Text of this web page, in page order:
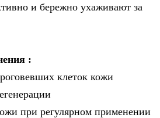
и бережно ухаживают за
:
клеток кожи
при регулярном применении